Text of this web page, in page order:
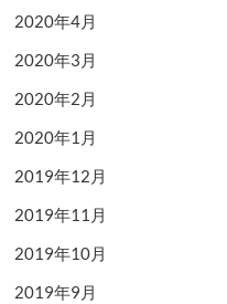
2020年4月
2020年3月
2020年2月
2020年1月
2019年12月
2019年11月
2019年10月
2019年9月